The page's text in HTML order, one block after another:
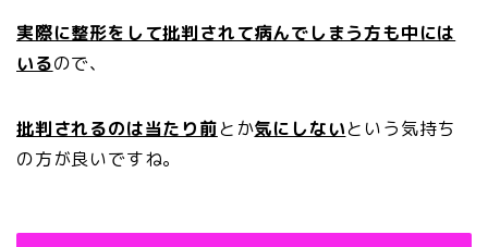
実際に整形をして批判されて病んでしまう方も中には
いるので、
批判されるのは当たり前とか気にしないという気持ち
の方が良いですね。